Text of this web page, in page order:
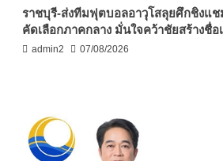
ราชบุรี-ส่งทีมฟุตบอลอาวุโสลุยศึกชิงแช
คัดเลือกภาคกลาง มั่นใจคว้าชัยสร้างชื่อ
admin2 07/08/2026